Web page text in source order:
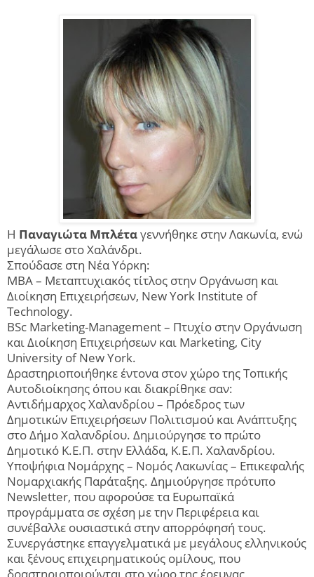
Η Παναγιώτα Μπλέταγεννήθηκε στην Λακωνία, ενώ
μεγάλωσε στο Χαλάνδρι.
Σπούδασε στη Νέα Υόρκη:
ΜΒΑ – Μεταπτυχιακός τίτλος στην Οργάνωση και
Διοίκηση Επιχειρήσεων, New York Institute of
Technology.
BSc Marketing-Management – Πτυχίο στην Οργάνωση
και Διοίκηση Επιχειρήσεων και Marketing, City
University of New York.
Δραστηριοποιήθηκε έντονα στον χώρο της Τοπικής
Αυτοδιοίκησης όπου και διακρίθηκε σαν:
Αντιδήμαρχος Χαλανδρίου – Πρόεδρος των
Δημοτικών Επιχειρήσεων Πολιτισμού και Ανάπτυξης
στο Δήμο Χαλανδρίου. Δημιούργησε το πρώτο
Δημοτικό Κ.Ε.Π. στην Ελλάδα, Κ.Ε.Π. Χαλανδρίου.
Υποψήφια Νομάρχης – Nομός Λακωνίας – Επικεφαλής
Νομαρχιακής Παράταξης. Δημιούργησε πρότυπο
Newsletter, που αφορούσε τα Ευρωπαϊκά
προγράμματα σε σχέση με την Περιφέρεια και
συνέβαλλε ουσιαστικά στην απορρόφησή τους.
Συνεργάστηκε επαγγελματικά με μεγάλους ελληνικούς
και ξένους επιχειρηματικούς ομίλους, που
δραστηριοποιούνται στο χώρο της έρευνας,